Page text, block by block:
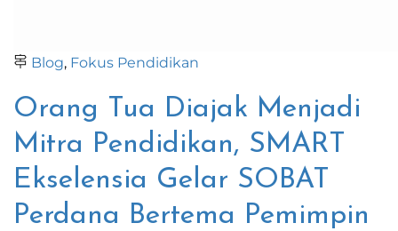
Blog, Fokus Pendidikan
Orang Tua Diajak Menjadi
Mitra Pendidikan, SMART
Ekselensia Gelar SOBAT
Perdana Bertema Pemimpin